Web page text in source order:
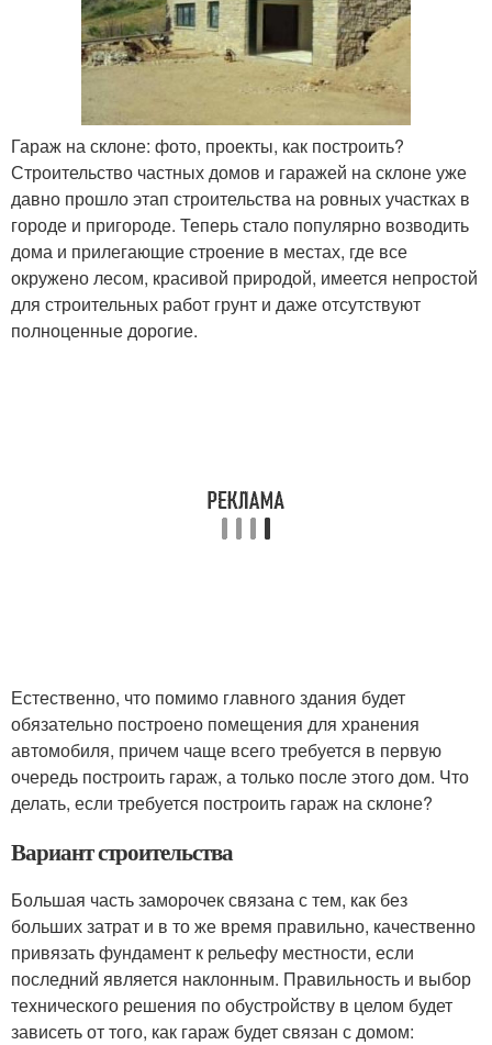
Гараж на склоне: фото, проекты, как построить?
Строительство частных домов и гаражей на склоне уже
давно прошло этап строительства на ровных участках в
городе и пригороде. Теперь стало популярно возводить
дома и прилегающие строение в местах, где все
окружено лесом, красивой природой, имеется непростой
для строительных работ грунт и даже отсутствуют
полноценные дорогие.
Естественно, что помимо главного здания будет
обязательно построено помещения для хранения
автомобиля, причем чаще всего требуется в первую
очередь построить гараж, а только после этого дом. Что
делать, если требуется построить гараж на склоне?
Вариант строительства
Большая часть заморочек связана с тем, как без
больших затрат и в то же время правильно, качественно
привязать фундамент к рельефу местности, если
последний является наклонным. Правильность и выбор
технического решения по обустройству в целом будет
зависеть от того, как гараж будет связан с домом: